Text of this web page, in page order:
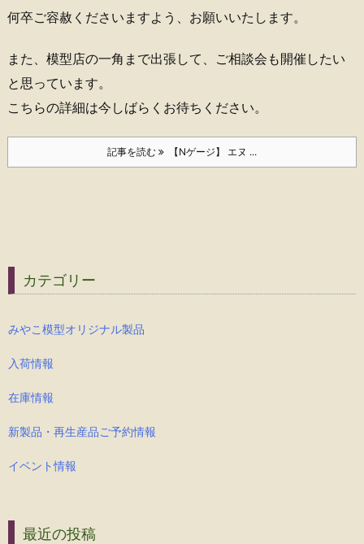
何卒ご容赦くださいますよう、お願いいたします。
また、模型店の一角まで出張して、ご相談会も開催したい
と思っています。
こちらの詳細は今しばらくお待ちください。
記事を読む 【Nゲージ】 エヌ ...
カテゴリー
みやこ模型オリジナル製品
入荷情報
在庫情報
新製品・再生産品ご予約情報
イベント情報
最近の投稿